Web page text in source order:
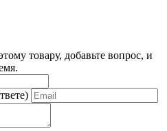
товару, добавьте вопрос, и